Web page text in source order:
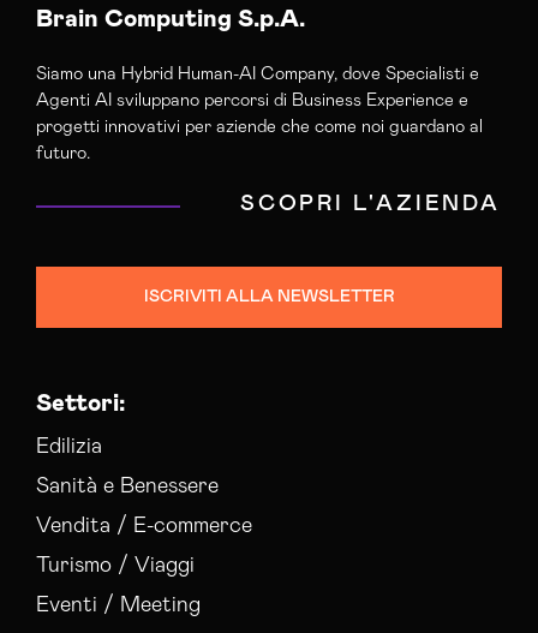
Brain Computing S.p.A.
Siamo una Hybrid Human-AI Company, dove Specialisti e
Agenti AI sviluppano percorsi di Business Experience e
progetti innovativi per aziende che come noi guardano al
futuro.
SCOPRI L'AZIENDA
ISCRIVITI ALLA NEWSLETTER
Settori:
Edilizia
Sanità e Benessere
Vendita / E-commerce
Turismo / Viaggi
Eventi / Meeting